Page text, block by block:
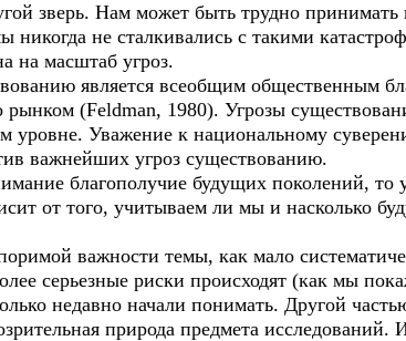
зверь. Нам может быть трудно принимать
никогда не сталкивались с такими
на масштаб угроз.
является всеобщим общественным
рынком (Feldman, 1980). Угрозы
уровне. Уважение к национальному
важнейших угроз существованию.
благополучие будущих поколений, то
от того, учитываем ли мы и насколько
важности темы, как мало
серьезные риски происходят (как мы
недавно начали понимать. Другой
природа предмета